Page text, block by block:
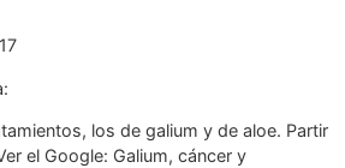
los de galium y de aloe. Partir
el Google: Galium, cáncer y